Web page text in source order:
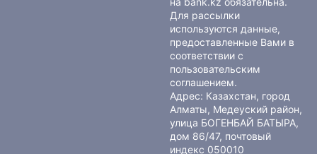
Для рассылки
используются данные,
предоставленные Вами в
соответствии с
пользовательским
соглашением.
Адрес: Казахстан, город
Алматы, Медеуский район,
улица БОГЕНБАЙ БАТЫРА,
дом 86/47, почтовый
индекс 050010